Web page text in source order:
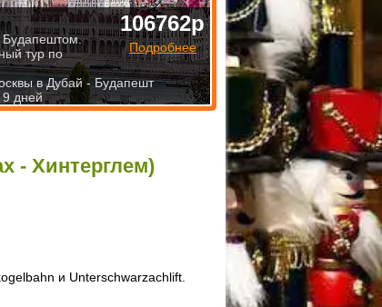
- Хинтерглем)
и Unterschwarzachlift.
106762р
Подробнее
Будапештом.
тур по
в Дубай - Будапешт
дней